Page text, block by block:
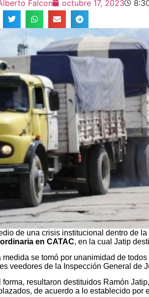
Falcon octubre 17, 2023
de una crisis institucional dentro de
en CATAC, en la cual Jatip
medida se tomó por unanimidad de
veedores de la Inspección General de
forma, resultaron destituidos Ramón
de acuerdo a lo establecido por